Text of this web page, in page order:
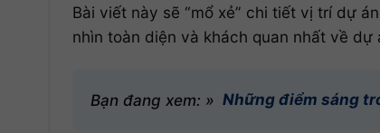
Bài viết này sẽ “mổ xẻ” chi tiết vị trí dự
nhìn toàn diện và khách quan nhất về
Bạn đang xem: » Những điểm sáng